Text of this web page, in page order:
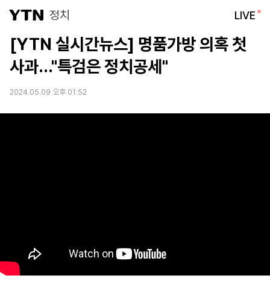
정치 LIVE
[YTN 실시간뉴스] 명품가방 의혹 첫
사과..."특검은 정치공세"
2024.05.09 오후 01:52